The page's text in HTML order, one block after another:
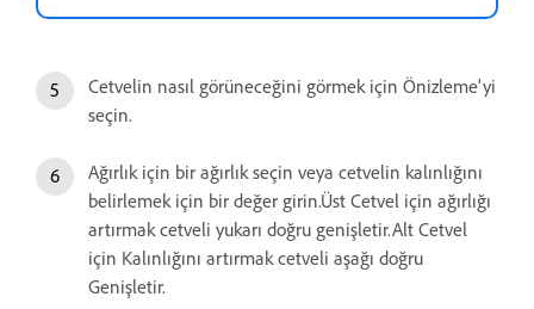
Cetvelin nasıl görüneceğini görmek için Önizleme'yi
seçin.
Ağırlık için bir ağırlık seçin veya cetvelin kalınlığını
belirlemek için bir değer girin.Üst Cetvel için ağırlığı
artırmak cetveli yukarı doğru genişletir.Alt Cetvel
için Kalınlığını artırmak cetveli aşağı doğru
Genişletir.